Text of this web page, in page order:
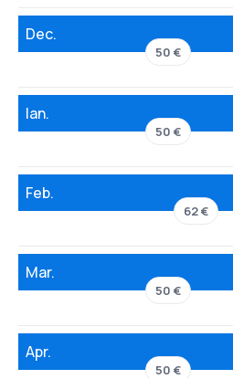
Dec.
50 €
Ian.
50 €
Feb.
62 €
Mar.
50 €
Apr.
50 €